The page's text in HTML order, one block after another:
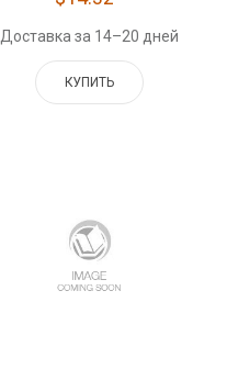
Доставка за 14–20 дней
КУПИТЬ